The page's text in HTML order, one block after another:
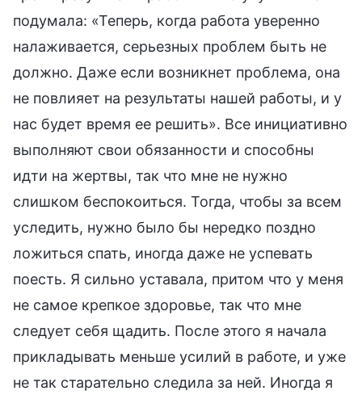
подумала: «Теперь, когда работа уверенно
налаживается, серьезных проблем быть не
должно. Даже если возникнет проблема, она
не повлияет на результаты нашей работы, и у
нас будет время ее решить». Все инициативно
выполняют свои обязанности и способны
идти на жертвы, так что мне не нужно
слишком беспокоиться. Тогда, чтобы за всем
уследить, нужно было бы нередко поздно
ложиться спать, иногда даже не успевать
поесть. Я сильно уставала, притом что у меня
не самое крепкое здоровье, так что мне
следует себя щадить. После этого я начала
прикладывать меньше усилий в работе, и уже
не так старательно следила за ней. Иногда я